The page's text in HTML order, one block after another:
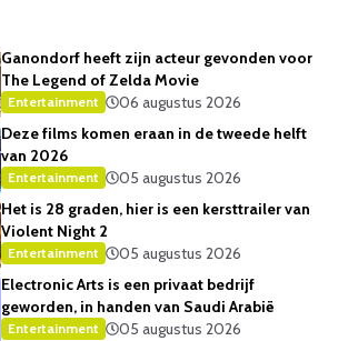
Ganondorf heeft zijn acteur gevonden voor
The Legend of Zelda Movie
Entertainment
06 augustus 2026
Deze films komen eraan in de tweede helft
van 2026
Entertainment
05 augustus 2026
Het is 28 graden, hier is een kersttrailer van
Violent Night 2
Entertainment
05 augustus 2026
Electronic Arts is een privaat bedrijf
geworden, in handen van Saudi Arabië
Entertainment 05 augustus 2026